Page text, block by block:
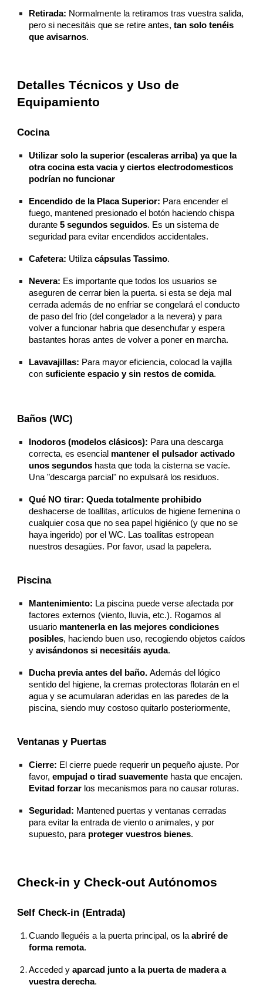
Retirada: Normalmente la retiramos tras vuestra salida,
pero si necesitáis que se retire antes,tan solo tenéis
que avisarnos.
Detalles Técnicos y Uso de
Equipamiento
Cocina
Utilizar solo la superior (escaleras arriba) ya que la
otra cocina esta vacia y ciertos electrodomesticos
podrían no funcionar
Encendido de la Placa Superior: Para encender el
fuego, mantened presionado el botón haciendo chispa
durante5 segundos seguidos. Es un sistema de
seguridad para evitar encendidos accidentales.
Cafetera: Utilizacápsulas Tassimo.
Nevera: Es importante que todos los usuarios se
aseguren de cerrar bien la puerta. si esta se deja mal
cerrada además de no enfriar se congelará el conducto
de paso del frio (del congelador a la nevera) y para
volver a funcionar habria que desenchufar y espera
bastantes horas antes de volver a poner en marcha.
Lavavajillas: Para mayor eficiencia, colocad la vajilla
consuficiente espacio y sin restos de comida.
Baños (WC)
Inodoros (modelos clásicos): Para una descarga
correcta, es esencial mantener el pulsador activado
unos segundos hasta que toda la cisterna se vacíe.
Una "descarga parcial" no expulsará los residuos.
Qué NO tirar: Queda totalmente prohibido
deshacerse de toallitas, artículos de higiene femenina o
cualquier cosa que no sea papel higiénico (y que no se
haya ingerido) por el WC. Las toallitas estropean
nuestros desagües. Por favor, usad la papelera.
Piscina
Mantenimiento: La piscina puede verse afectada por
factores externos (viento, lluvia, etc.). Rogamos al
usuario mantenerla en las mejores condiciones
posibles, haciendo buen uso, recogiendo objetos caídos
yavisándonos si necesitáis ayuda.
Ducha previa antes del baño.Además del lógico
sentido del higiene, la cremas protectoras flotarán en el
agua y se acumularan aderidas en las paredes de la
piscina, siendo muy costoso quitarlo posteriormente,
Ventanas y Puertas
Cierre: El cierre puede requerir un pequeño ajuste. Por
favor,empujad o tirad suavemente hasta que encajen.
Evitad forzar los mecanismos para no causar roturas.
Seguridad: Mantened puertas y ventanas cerradas
para evitar la entrada de viento o animales, y por
supuesto, para proteger vuestros bienes.
Check-in y Check-out Autónomos
Self Check-in (Entrada)
Cuando lleguéis a la puerta principal, os laabriré de
forma remota.
Acceded yaparcad junto a la puerta de madera a
vuestra derecha.